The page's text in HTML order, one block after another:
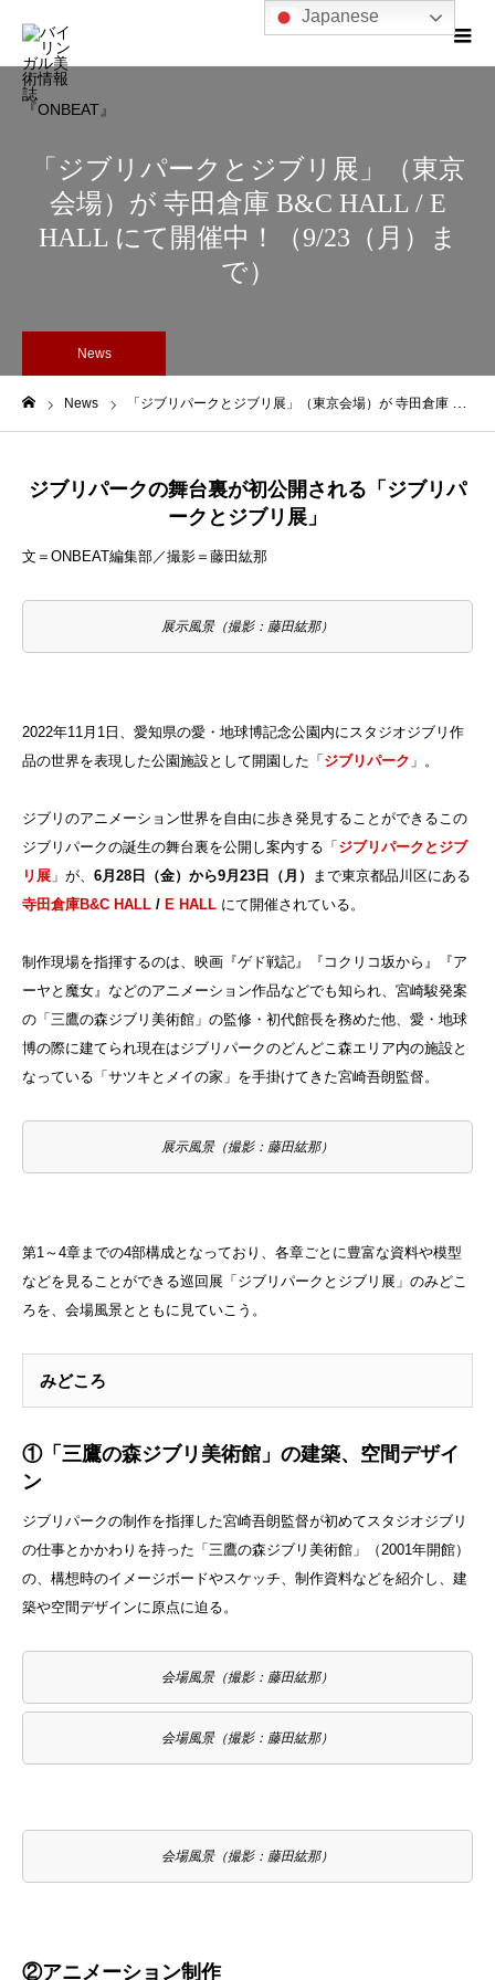
「ジブリパークとジブリ展」（東京
会場）が 寺田倉庫 B&C HALL / E
HALL にて開催中！（9/23（月）ま
で）
News
News 「ジブリパークとジブリ展」（東京会場）が 寺田倉庫 B&C HALL / E HALL にて開催中！（9/23（月）まで）
ジブリパークの舞台裏が初公開される「ジブリパ
ークとジブリ展」
文＝ONBEAT編集部／撮影＝藤田紘那
展示風景（撮影：藤田紘那）
2022年11月1日、愛知県の愛・地球博記念公園内にスタジオジブリ作
品の世界を表現した公園施設として開園した「 ジブリパーク 」。
ジブリのアニメーション世界を自由に歩き発見することができるこの
ジブリパークの誕生の舞台裏を公開し案内する「 ジブリパークとジブ
リ展 」が、 6月28日（金）から9月23日（月）
まで東京都品川区にある
寺田倉庫B&C HALL / E HALL にて開催されている。
制作現場を指揮するのは、映画『ゲド戦記』『コクリコ坂から』『ア
ーヤと魔女』などのアニメーション作品などでも知られ、宮崎駿発案
の「三鷹の森ジブリ美術館」の監修・初代館長を務めた他、愛・地球
博の際に建てられ現在はジブリパークのどんどこ森エリア内の施設と
なっている「サツキとメイの家」を手掛けてきた宮崎吾朗監督。
展示風景（撮影：藤田紘那）
第1～4章までの4部構成となっており、各章ごとに豊富な資料や模型
などを見ることができる巡回展「ジブリパークとジブリ展」のみどこ
ろを、会場風景とともに見ていこう。
みどころ
①「三鷹の森ジブリ美術館」の建築、空間デザイ
ン
ジブリパークの制作を指揮した宮崎吾朗監督が初めてスタジオジブリ
の仕事とかかわりを持った「三鷹の森ジブリ美術館」（2001年開館）
の、構想時のイメージボードやスケッチ、制作資料などを紹介し、建
築や空間デザインに原点に迫る。
会場風景（撮影：藤田紘那）
会場風景（撮影：藤田紘那）
会場風景（撮影：藤田紘那）
②アニメーション制作
Japanese